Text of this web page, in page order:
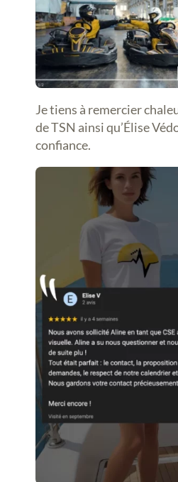
Je tiens à remercier
de TSN ainsi qu’Élise
confiance.